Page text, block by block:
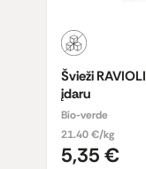
Švieži
įdaru
Bio-verde
21.40 €/kg
5,35 €